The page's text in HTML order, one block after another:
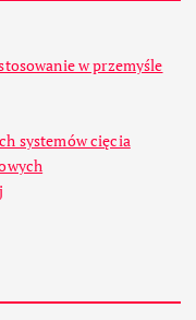
w przemyśle
systemów cięcia